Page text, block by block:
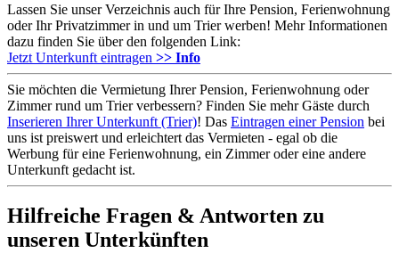
Lassen Sie unser Verzeichnis auch für Ihre Pension, Ferienwohnung
oder Ihr Privatzimmer in und um Trier werben! Mehr Informationen
dazu finden Sie über den folgenden Link:
Jetzt Unterkunft eintragen >> Info
Sie möchten die Vermietung Ihrer Pension, Ferienwohnung oder
Zimmer rund um Trier verbessern? Finden Sie mehr Gäste durch
Inserieren Ihrer Unterkunft (Trier)! Das Eintragen einer Pension bei
uns ist preiswert und erleichtert das Vermieten - egal ob die
Werbung für eine Ferienwohnung, ein Zimmer oder eine andere
Unterkunft gedacht ist.
Hilfreiche Fragen & Antworten zu
unseren Unterkünften